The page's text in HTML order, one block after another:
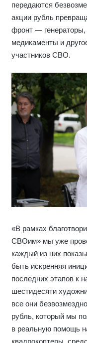
передаются
акции рубль
фронт — генераторы,
медикаменты и
участников СВО.
«В рамках
СВОим» мы уже
каждый из них
быть искренняя
последних этапов к
шестидесяти
все они
рубль, который мы
в реальную помощь